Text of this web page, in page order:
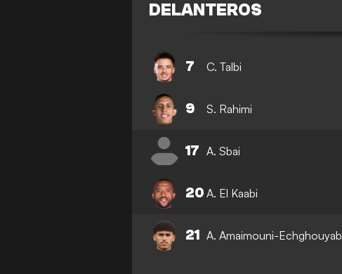
DELANTEROS
7 C. Talbi
9 S. Rahimi
17 A. Sbai
20 A. El Kaabi
21 A. Amaimouni-Echghouyab